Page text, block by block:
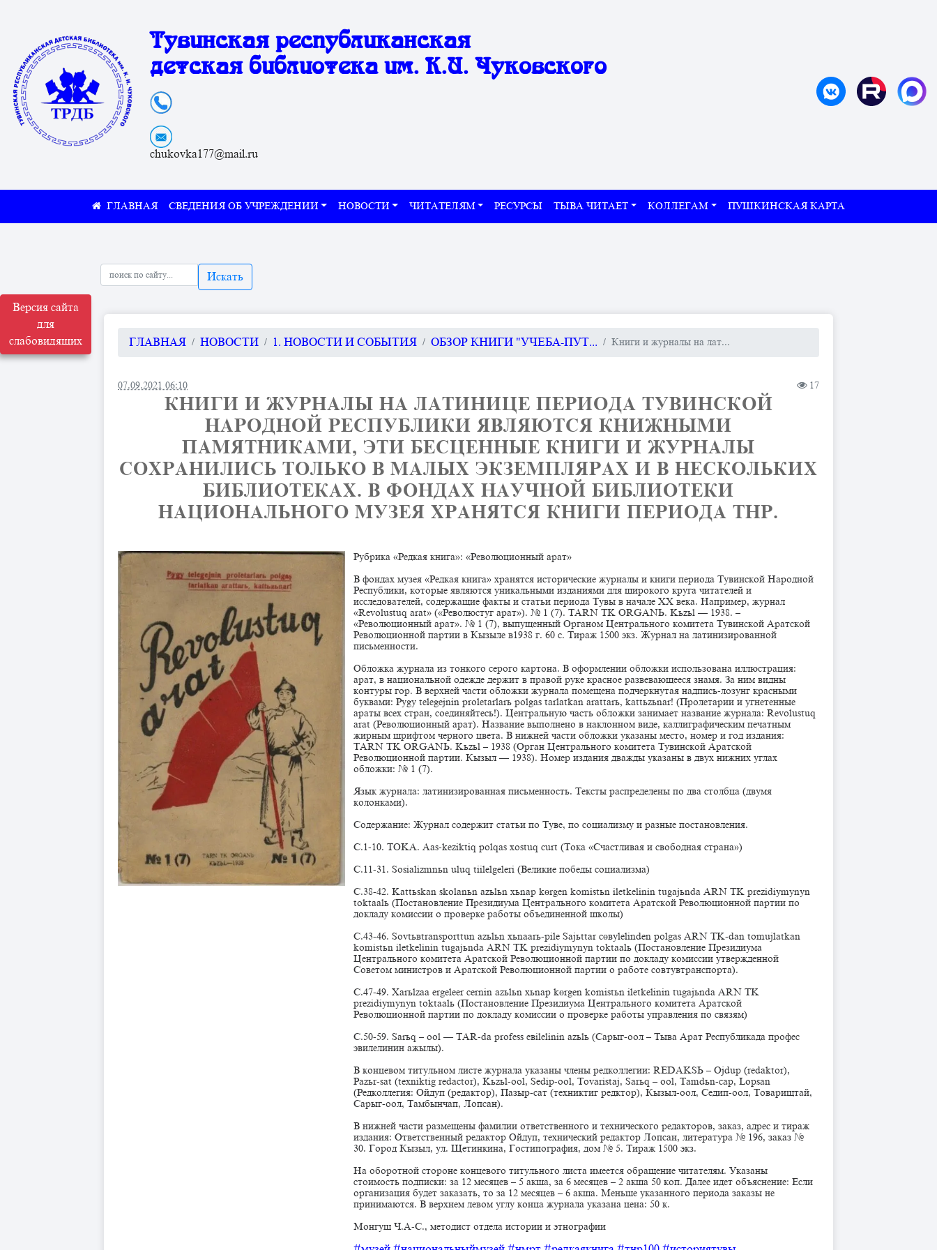
Версия сайта
для
слабовидящих
Тувинская республиканская
детская библиотека им. К.И. Чуковского
chukovka177@mail.ru
СВЕДЕНИЯ ОБ УЧРЕЖДЕНИИ НОВОСТИ ЧИТАТЕЛЯМ РЕСУРСЫ ТЫВА ЧИТАЕТ КОЛЛЕГАМ ПУШКИНСКАЯ КАРТА
Искать
ГЛАВНАЯ НОВОСТИ 1. НОВОСТИ И СОБЫТИЯ ОБЗОР КНИГИ "УЧЕБА-ПУТ... Книги и журналы на лат...
07.09.2021 06:10 17
КНИГИ И ЖУРНАЛЫ НА ЛАТИНИЦЕ ПЕРИОДА ТУВИНСКОЙ
НАРОДНОЙ РЕСПУБЛИКИ ЯВЛЯЮТСЯ КНИЖНЫМИ
ПАМЯТНИКАМИ, ЭТИ БЕСЦЕННЫЕ КНИГИ И ЖУРНАЛЫ
СОХРАНИЛИСЬ ТОЛЬКО В МАЛЫХ ЭКЗЕМПЛЯРАХ И В НЕСКОЛЬКИХ
БИБЛИОТЕКАХ. В ФОНДАХ НАУЧНОЙ БИБЛИОТЕКИ
НАЦИОНАЛЬНОГО МУЗЕЯ ХРАНЯТСЯ КНИГИ ПЕРИОДА ТНР.
Рубрика «Редкая книга»: «Революционный арат»
В фондах музея «Редкая книга» хранятся исторические журналы и книги периода Тувинской Народной
Республики, которые являются уникальными изданиями для широкого круга читателей и
исследователей, содержащие факты и статьи периода Тувы в начале XX века. Например, журнал
«Revolustuq arat» («Революстуг арат»). № 1 (7). TARN TK ORGANЬ. Kьzьl — 1938. –
«Революционный арат». № 1 (7), выпущенный Органом Центрального комитета Тувинской Аратской
Революционной партии в Кызыле в1938 г. 60 с. Тираж 1500 экз. Журнал на латинизированной
письменности.
Обложка журнала из тонкого серого картона. В оформлении обложки использована иллюстрация:
арат, в национальной одежде держит в правой руке красное развевающееся знамя. За ним видны
контуры гор. В верхней части обложки журнала помещена подчеркнутая надпись-лозунг красными
буквами: Pуgу telegejnin proletarlarь polgas tarlatkan arattarь, kattьzьnar! (Пролетарии и угнетенные
араты всех стран, соединяйтесь!). Центральную часть обложки занимает название журнала: Revolustuq
arat (Революционный арат). Название выполнено в наклонном виде, каллиграфическим печатным
жирным шрифтом черного цвета. В нижней части обложки указаны место, номер и год издания:
TARN TK ORGANЬ. Kьzьl – 1938 (Орган Центрального комитета Тувинской Аратской
Революционной партии. Кызыл — 1938). Номер издания дважды указаны в двух нижних углах
обложки: № 1 (7).
Язык журнала: латинизированная письменность. Тексты распределены по два столбца (двумя
колонками).
Содержание: Журнал содержит статьи по Туве, по социализму и разные постановления.
С.1-10. TOKA. Aas-keziktiq polqas xostuq curt (Тока «Счастливая и свободная страна»)
С.11-31. Sosializmnьn uluq tiilelgeleri (Великие победы социализма)
С.38-42. Kattьskan skolanьn azьlьn xьnap kөrgen komistьn iletkelinin tugajьnda ARN TK prezidiymynyn
toktaalь (Постановление Президиума Центрального комитета Аратской Революционной партии по
докладу комиссии о проверке работы объединенной школы)
С.43-46. Sovtьвtransporttun azьlьn xьnaarь-pile Sajьttar cөвylelinden polgas ARN TK-dan tomujlatkan
komistьn iletkelinin tugajьnda ARN TK prezidiymynyn toktaalь (Постановление Президиума
Центрального комитета Аратской Революционной партии по докладу комиссии утвержденной
Советом министров и Аратской Революционной партии о работе совтувтранспорта).
С.47-49. Xarьlzaa ergeleer cernin azьlьn xьnap kөrgen komistьn iletkelinin tugajьnda ARN TK
prezidiymynyn toktaalь (Постановление Президиума Центрального комитета Аратской
Революционной партии по докладу комиссии о проверке работы управления по связям)
С.50-59. Sarьq – ool — TAR-da profess eвilelinin azьlь (Сарыг-оол – Тыва Арат Республикада профес
эвилелинин ажылы).
В концевом титульном листе журнала указаны члены редколлегии: REDAKSЬ – Ojdup (redaktor),
Pazьr-sat (texniktig redactor), Kьzьl-ool, Sedip-ool, Tovaristaj, Sarьq – ool, Tamdьn-cap, Lopsan
(Редколлегия: Ойдуп (редактор), Пазыр-сат (техниктиг редктор), Кызыл-оол, Седип-оол, Товарищтай,
Сарыг-оол, Тамбынчап, Лопсан).
В нижней части размещены фамилии ответственного и технического редакторов, заказ, адрес и тираж
издания: Ответственный редактор Ойдуп, технический редактор Лопсан, литература № 196, заказ №
30. Город Кызыл, ул. Щетинкина, Гостипография, дом № 5. Тираж 1500 экз.
На оборотной стороне концевого титульного листа имеется обращение читателям. Указаны
стоимость подписки: за 12 месяцев – 5 акша, за 6 месяцев – 2 акша 50 коп. Далее идет объяснение: Если
организация будет заказать, то за 12 месяцев – 6 акша. Меньше указанного периода заказы не
принимаются. В верхнем левом углу конца журнала указана цена: 50 к.
Монгуш Ч.А-С., методист отдела истории и этнографии